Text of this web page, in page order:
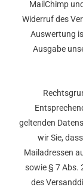
MailChimp
Widerruf des
Auswertung
Ausgabe
geltenden
wir Sie,
Mailadressen
sowie § 7 Abs.
des